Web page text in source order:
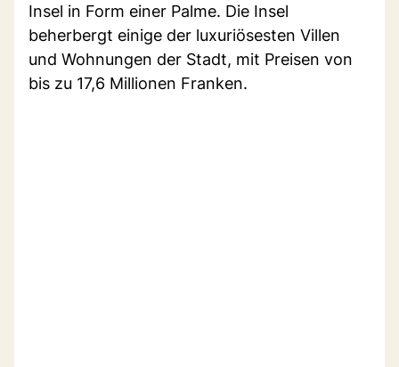
Insel in Form einer Palme. Die Insel
beherbergt einige der luxuriösesten Villen
und Wohnungen der Stadt, mit Preisen von
bis zu 17,6 Millionen Franken.